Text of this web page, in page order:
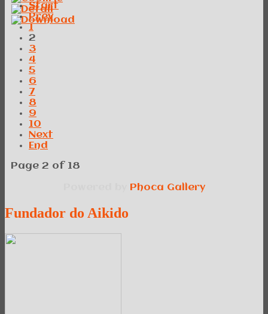
Start
Prev
1
2
3
4
5
6
7
8
9
10
Next
End
Page 2 of 18
Phoca Gallery
Fundador do Aikido